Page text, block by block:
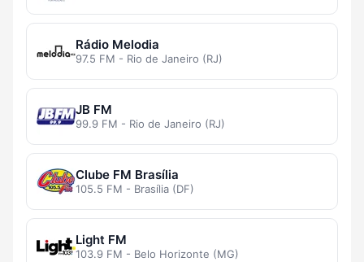
Rádio Melodia
97.5 FM - Rio de Janeiro (RJ)
JB FM
99.9 FM - Rio de Janeiro (RJ)
Clube FM Brasília
105.5 FM - Brasília (DF)
Light FM
103.9 FM - Belo Horizonte (MG)